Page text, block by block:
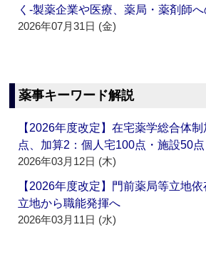
く‐製薬企業や医療、薬局・薬剤師
2026年07月31日 (金)
薬事キーワード解説
【2026年度改定】在宅薬学総合体
点、加算2：個人宅100点・施設50
2026年03月12日 (木)
【2026年度改定】門前薬局等立地
立地から職能発揮へ
2026年03月11日 (水)